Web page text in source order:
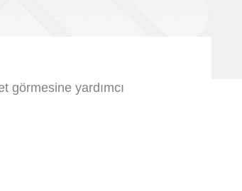
görmesine yardımcı